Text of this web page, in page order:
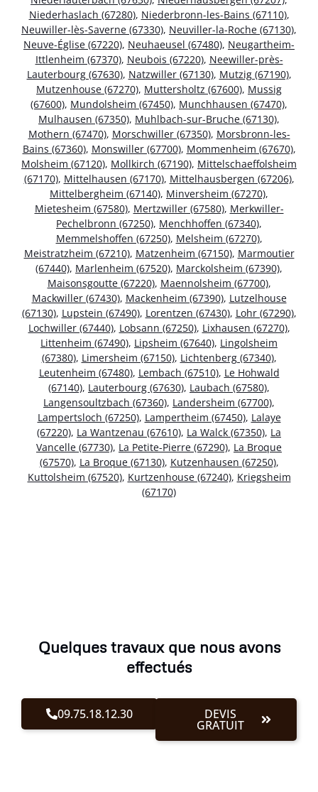
Niederhaslach (67280), Niederbronn-les-Bains (67110),
Neuwiller-lès-Saverne (67330), Neuviller-la-Roche (67130),
Neuve-Église (67220), Neuhaeusel (67480), Neugartheim-
Ittlenheim (67370), Neubois (67220), Neewiller-près-
Lauterbourg (67630), Natzwiller (67130), Mutzig (67190),
Mutzenhouse (67270), Muttersholtz (67600), Mussig
(67600), Mundolsheim (67450), Munchhausen (67470),
Mulhausen (67350), Muhlbach-sur-Bruche (67130),
Mothern (67470), Morschwiller (67350), Morsbronn-les-
Bains (67360), Monswiller (67700), Mommenheim (67670),
Molsheim (67120), Mollkirch (67190), Mittelschaeffolsheim
(67170), Mittelhausen (67170), Mittelhausbergen (67206),
Mittelbergheim (67140), Minversheim (67270),
Mietesheim (67580), Mertzwiller (67580), Merkwiller-
Pechelbronn (67250), Menchhoffen (67340),
Memmelshoffen (67250), Melsheim (67270),
Meistratzheim (67210), Matzenheim (67150), Marmoutier
(67440), Marlenheim (67520), Marckolsheim (67390),
Maisonsgoutte (67220), Maennolsheim (67700),
Mackwiller (67430), Mackenheim (67390), Lutzelhouse
(67130), Lupstein (67490), Lorentzen (67430), Lohr (67290),
Lochwiller (67440), Lobsann (67250), Lixhausen (67270),
Littenheim (67490), Lipsheim (67640), Lingolsheim
(67380), Limersheim (67150), Lichtenberg (67340),
Leutenheim (67480), Lembach (67510), Le Hohwald
(67140), Lauterbourg (67630), Laubach (67580),
Langensoultzbach (67360), Landersheim (67700),
Lampertsloch (67250), Lampertheim (67450), Lalaye
(67220), La Wantzenau (67610), La Walck (67350), La
Vancelle (67730), La Petite-Pierre (67290), La Broque
(67570), La Broque (67130), Kutzenhausen (67250),
Kuttolsheim (67520), Kurtzenhouse (67240), Kriegsheim
(67170)
Quelques travaux que nous avons
effectués
09.75.18.12.30 DEVIS
GRATUIT